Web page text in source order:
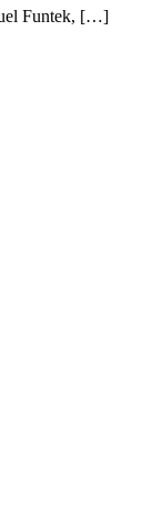
Funtek, […]